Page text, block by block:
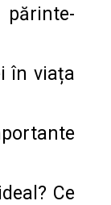
în viața
Ce